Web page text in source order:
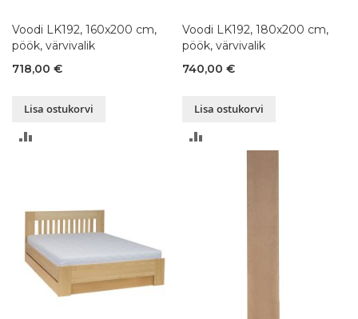
Voodi LK192, 160x200 cm,
pöök, värvivalik
718,00 €
Lisa ostukorvi
Voodi LK192, 180x200 cm,
pöök, värvivalik
740,00 €
Lisa ostukorvi